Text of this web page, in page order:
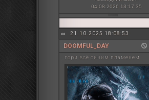
04.08.2026 13:17:35
21.10.2025 18:08:53
DOOMFUL_DAY
гори всё синим пламенем